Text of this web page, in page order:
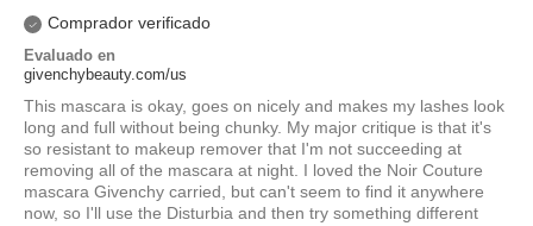
Comprador verificado
Evaluado en
givenchybeauty.com/us
This mascara is okay, goes on nicely and makes my lashes look
long and full without being chunky. My major critique is that it's
so resistant to makeup remover that I'm not succeeding at
removing all of the mascara at night. I loved the Noir Couture
mascara Givenchy carried, but can't seem to find it anywhere
now, so I'll use the Disturbia and then try something different